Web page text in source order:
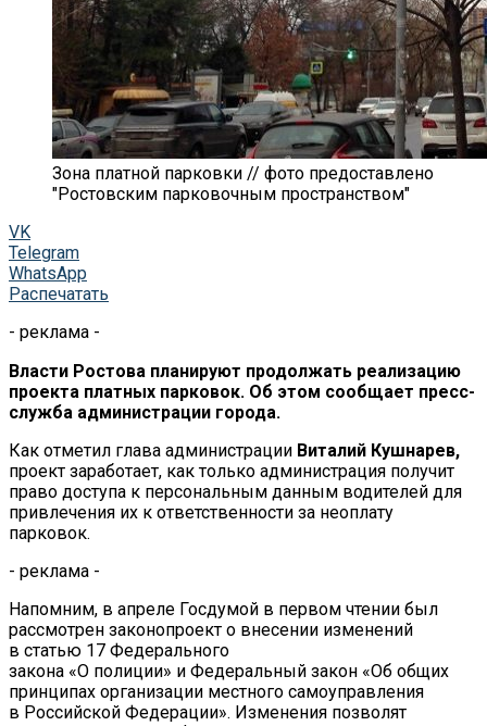
Зона платной парковки // фото предоставлено
"Ростовским парковочным пространством"
VK
Telegram
WhatsApp
Распечатать
- реклама -
Власти Ростова планируют продолжать реализацию
проекта платных парковок. Об этом сообщает пресс-
служба администрации города.
Как отметил глава администрации Виталий Кушнарев,
проект заработает, как только администрация получит
право доступа к персональным данным водителей для
привлечения их к ответственности за неоплату
парковок.
- реклама -
Напомним, в апреле Госдумой в первом чтении был
рассмотрен законопроект о внесении изменений
в статью 17 Федерального
закона «О полиции» и Федеральный закон «Об общих
принципах организации местного самоуправления
в Российской Федерации». Изменения позволят